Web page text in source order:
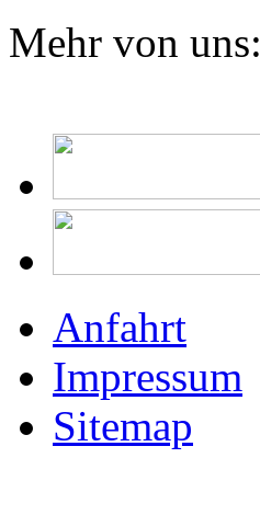
Mehr von uns:
Anfahrt
Impressum
Sitemap